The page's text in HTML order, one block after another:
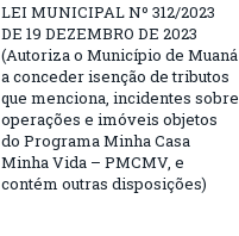
LEI MUNICIPAL Nº 312/2023
DE 19 DEZEMBRO DE 2023
(Autoriza o Município de Muaná
a conceder isenção de tributos
que menciona, incidentes sobre
operações e imóveis objetos
do Programa Minha Casa
Minha Vida – PMCMV, e
contém outras disposições)